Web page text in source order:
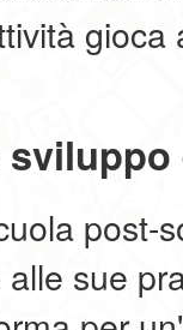
gioca
post-
sue